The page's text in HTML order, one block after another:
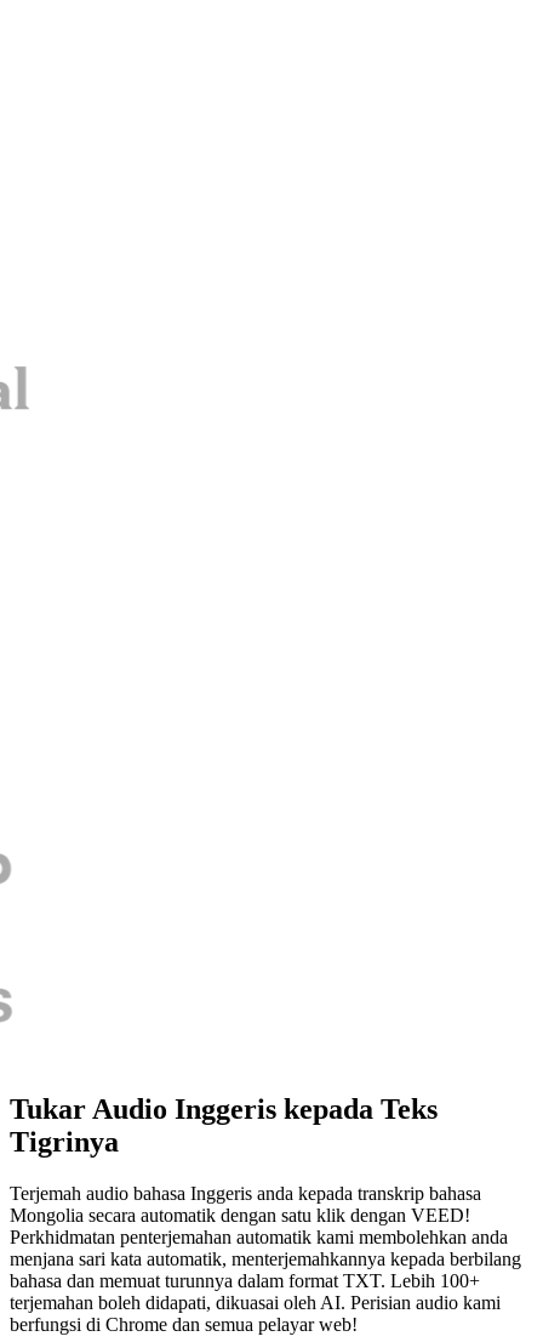
Tukar Audio Inggeris kepada Teks
Tigrinya
Terjemah audio bahasa Inggeris anda kepada transkrip bahasa
Mongolia secara automatik dengan satu klik dengan VEED!
Perkhidmatan penterjemahan automatik kami membolehkan anda
menjana sari kata automatik, menterjemahkannya kepada berbilang
bahasa dan memuat turunnya dalam format TXT. Lebih 100+
terjemahan boleh didapati, dikuasai oleh AI. Perisian audio kami
berfungsi di Chrome dan semua pelayar web!